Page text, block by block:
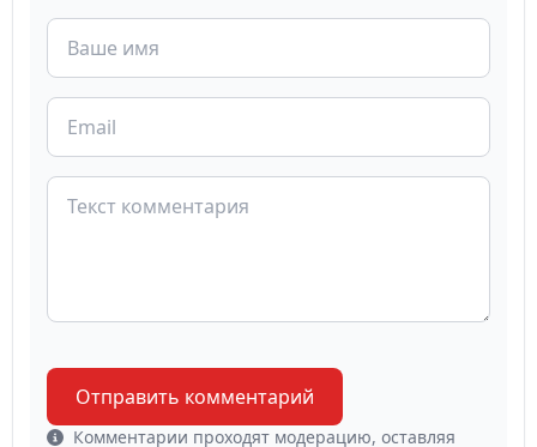
Отправить комментарий
Комментарии проходят модерацию, оставляя